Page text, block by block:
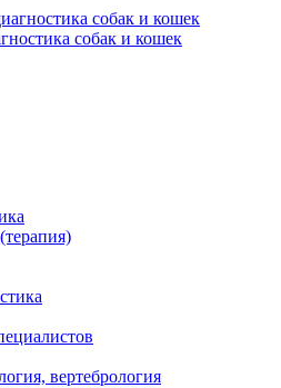
собак и кошек
вертебрология